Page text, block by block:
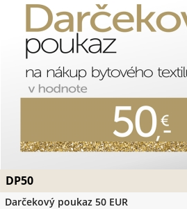
DP50
Darčekový poukaz 50 EUR